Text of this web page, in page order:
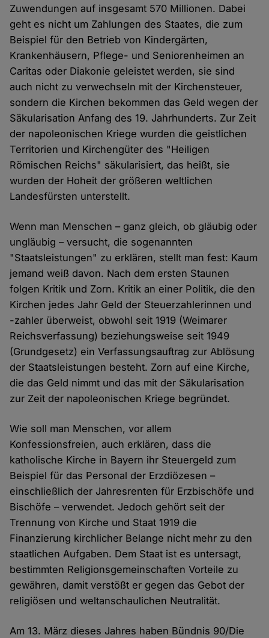
Zuwendungen auf insgesamt 570 Millionen. Dabei
geht es nicht um Zahlungen des Staates, die zum
Beispiel für den Betrieb von Kindergärten,
Krankenhäusern, Pflege- und Seniorenheimen an
Caritas oder Diakonie geleistet werden, sie sind
auch nicht zu verwechseln mit der Kirchensteuer,
sondern die Kirchen bekommen das Geld wegen der
Säkularisation Anfang des 19. Jahrhunderts. Zur Zeit
der napoleonischen Kriege wurden die geistlichen
Territorien und Kirchengüter des "Heiligen
Römischen Reichs" säkularisiert, das heißt, sie
wurden der Hoheit der größeren weltlichen
Landesfürsten unterstellt.
Wenn man Menschen – ganz gleich, ob gläubig oder
ungläubig – versucht, die sogenannten
"Staatsleistungen" zu erklären, stellt man fest: Kaum
jemand weiß davon. Nach dem ersten Staunen
folgen Kritik und Zorn. Kritik an einer Politik, die den
Kirchen jedes Jahr Geld der Steuerzahlerinnen und
-zahler überweist, obwohl seit 1919 (Weimarer
Reichsverfassung) beziehungsweise seit 1949
(Grundgesetz) ein Verfassungsauftrag zur Ablösung
der Staatsleistungen besteht. Zorn auf eine Kirche,
die das Geld nimmt und das mit der Säkularisation
zur Zeit der napoleonischen Kriege begründet.
Wie soll man Menschen, vor allem
Konfessionsfreien, auch erklären, dass die
katholische Kirche in Bayern ihr Steuergeld zum
Beispiel für das Personal der Erzdiözesen –
einschließlich der Jahresrenten für Erzbischöfe und
Bischöfe – verwendet. Jedoch gehört seit der
Trennung von Kirche und Staat 1919 die
Finanzierung kirchlicher Belange nicht mehr zu den
staatlichen Aufgaben. Dem Staat ist es untersagt,
bestimmten Religionsgemeinschaften Vorteile zu
gewähren, damit verstößt er gegen das Gebot der
religiösen und weltanschaulichen Neutralität.
Am 13. März dieses Jahres haben Bündnis 90/Die